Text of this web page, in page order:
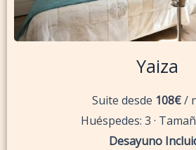
Yaiza
Suite desde 108€/
Huéspedes: 3 ·
Desayuno